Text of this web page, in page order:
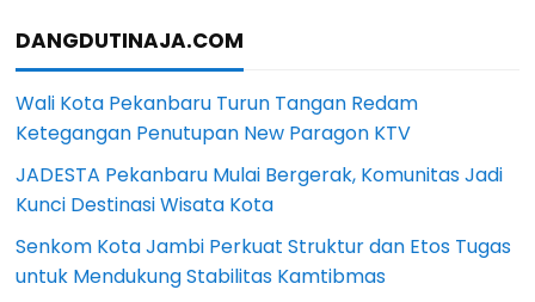
DANGDUTINAJA.COM
Wali Kota Pekanbaru Turun Tangan Redam
Ketegangan Penutupan New Paragon KTV
JADESTA Pekanbaru Mulai Bergerak, Komunitas Jadi
Kunci Destinasi Wisata Kota
Senkom Kota Jambi Perkuat Struktur dan Etos Tugas
untuk Mendukung Stabilitas Kamtibmas